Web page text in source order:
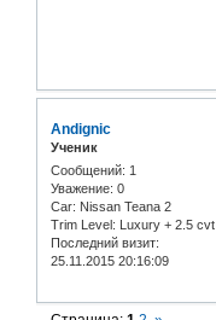
Andignic
Ученик
Сообщений: 1
Уважение: 0
Car: Nissan Teana 2
Trim Level: Luxury + 2.5 cvt
Последний визит:
25.11.2015 20:16:09